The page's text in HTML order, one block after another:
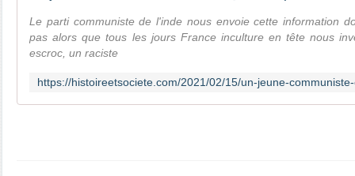
Le parti communiste de l'inde nous envoie cette information
pas alors que tous les jours France inculture en tête nous
escroc, un raciste